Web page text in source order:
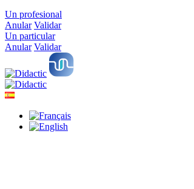
Un profesional
Anular Validar
Un particular
Anular Validar